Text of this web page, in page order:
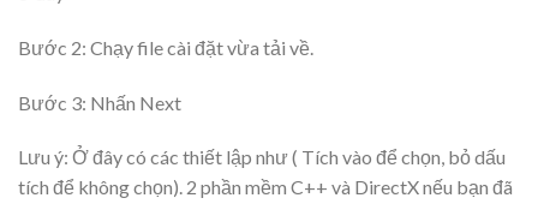
Bước 2: Chạy file cài đặt vừa tải về.
Bước 3: Nhấn Next
Lưu ý: Ở đây có các thiết lập như ( Tích vào để chọn, bỏ dấu
tích để không chọn). 2 phần mềm C++ và DirectX nếu bạn đã